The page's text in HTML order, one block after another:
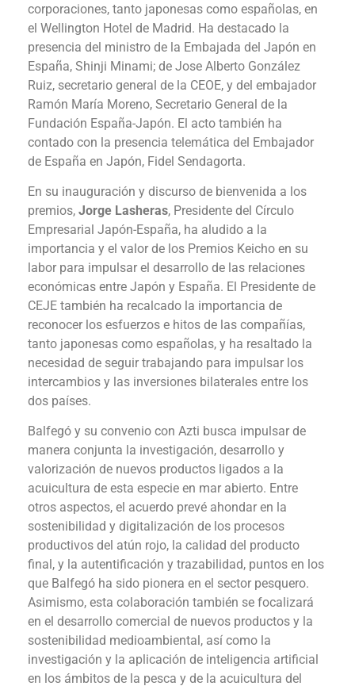
corporaciones, tanto japonesas como españolas, en
el Wellington Hotel de Madrid. Ha destacado la
presencia del ministro de la Embajada del Japón en
España, Shinji Minami; de Jose Alberto González
Ruiz, secretario general de la CEOE, y del embajador
Ramón María Moreno, Secretario General de la
Fundación España-Japón. El acto también ha
contado con la presencia telemática del Embajador
de España en Japón, Fidel Sendagorta.
En su inauguración y discurso de bienvenida a los
premios, Jorge Lasheras, Presidente del Círculo
Empresarial Japón-España, ha aludido a la
importancia y el valor de los Premios Keicho en su
labor para impulsar el desarrollo de las relaciones
económicas entre Japón y España. El Presidente de
CEJE también ha recalcado la importancia de
reconocer los esfuerzos e hitos de las compañías,
tanto japonesas como españolas, y ha resaltado la
necesidad de seguir trabajando para impulsar los
intercambios y las inversiones bilaterales entre los
dos países.
Balfegó y su convenio con Azti busca impulsar de
manera conjunta la investigación, desarrollo y
valorización de nuevos productos ligados a la
acuicultura de esta especie en mar abierto. Entre
otros aspectos, el acuerdo prevé ahondar en la
sostenibilidad y digitalización de los procesos
productivos del atún rojo, la calidad del producto
final, y la autentificación y trazabilidad, puntos en los
que Balfegó ha sido pionera en el sector pesquero.
Asimismo, esta colaboración también se focalizará
en el desarrollo comercial de nuevos productos y la
sostenibilidad medioambiental, así como la
investigación y la aplicación de inteligencia artificial
en los ámbitos de la pesca y de la acuicultura del